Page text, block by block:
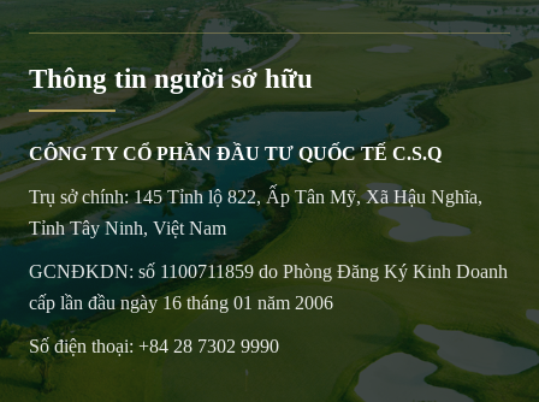
Thông tin người sở hữu
CÔNG TY CỔ PHẦN ĐẦU TƯ QUỐC TẾ C.S.Q
Trụ sở chính: 145 Tỉnh lộ 822, Ấp Tân Mỹ, Xã Hậu Nghĩa,
Tỉnh Tây Ninh, Việt Nam
GCNĐKDN: số 1100711859 do Phòng Đăng Ký Kinh Doanh
cấp lần đầu ngày 16 tháng 01 năm 2006
Số điện thoại: +84 28 7302 9990